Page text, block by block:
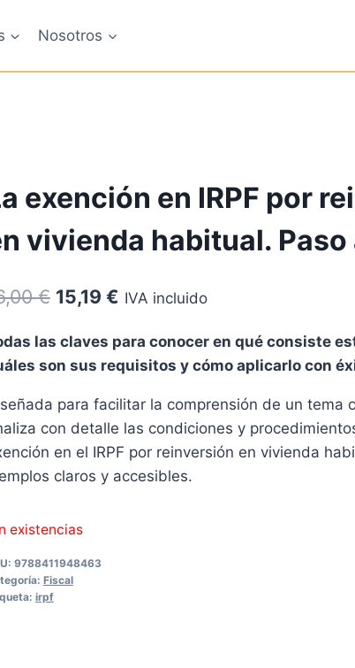
Nosotros
exención en IRPF por
vivienda habitual. Paso
€ El
original
16,00 €.
15,19 €El
actual
15,19 €.
IVA incluido
las claves para conocer en qué consiste
son sus requisitos y cómo aplicarlo con
para facilitar la comprensión de un tema
con detalle las condiciones y
en el IRPF por reinversión en vivienda
claros y accesibles.
existencias
9788411948463
Fiscal
irpf